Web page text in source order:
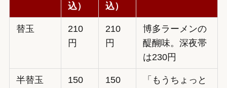
込）
込）
替玉
210
円
210
円
博多ラーメンの
醍醐味。深夜帯
は230円
半替玉
150
150
「もうちょっと